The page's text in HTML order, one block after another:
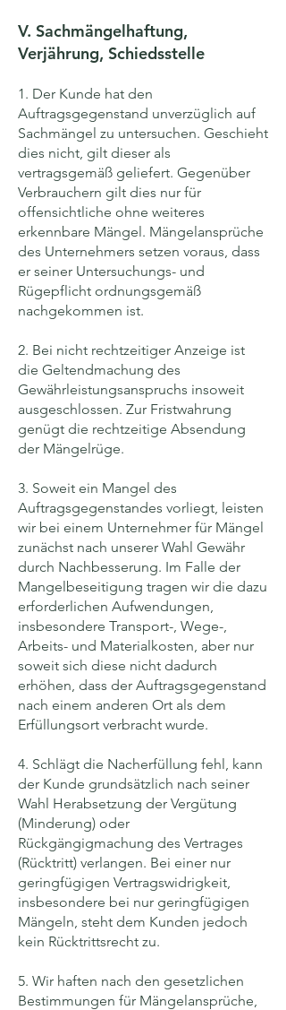
V. Sachmängelhaftung,
Verjährung, Schiedsstelle
1. Der Kunde hat den
Auftragsgegenstand unverzüglich auf
Sachmängel zu untersuchen. Geschieht
dies nicht, gilt dieser als
vertragsgemäß geliefert. Gegenüber
Verbrauchern gilt dies nur für
offensichtliche ohne weiteres
erkennbare Mängel. Mängelansprüche
des Unternehmers setzen voraus, dass
er seiner Untersuchungs- und
Rügepflicht ordnungsgemäß
nachgekommen ist.
2. Bei nicht rechtzeitiger Anzeige ist
die Geltendmachung des
Gewährleistungsanspruchs insoweit
ausgeschlossen. Zur Fristwahrung
genügt die rechtzeitige Absendung
der Mängelrüge.
3. Soweit ein Mangel des
Auftragsgegenstandes vorliegt, leisten
wir bei einem Unternehmer für Mängel
zunächst nach unserer Wahl Gewähr
durch Nachbesserung. Im Falle der
Mangelbeseitigung tragen wir die dazu
erforderlichen Aufwendungen,
insbesondere Transport-, Wege-,
Arbeits- und Materialkosten, aber nur
soweit sich diese nicht dadurch
erhöhen, dass der Auftragsgegenstand
nach einem anderen Ort als dem
Erfüllungsort verbracht wurde.
4. Schlägt die Nacherfüllung fehl, kann
der Kunde grundsätzlich nach seiner
Wahl Herabsetzung der Vergütung
(Minderung) oder
Rückgängigmachung des Vertrages
(Rücktritt) verlangen. Bei einer nur
geringfügigen Vertragswidrigkeit,
insbesondere bei nur geringfügigen
Mängeln, steht dem Kunden jedoch
kein Rücktrittsrecht zu.
5. Wir haften nach den gesetzlichen
Bestimmungen für Mängelansprüche,